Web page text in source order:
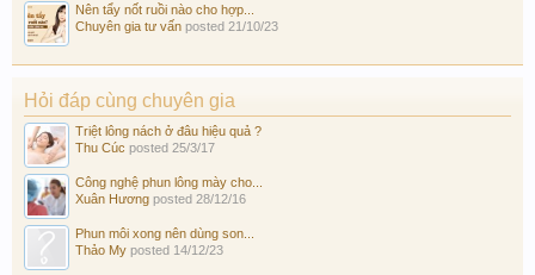
Nên tẩy nốt ruồi nào cho hợp...
Chuyên gia tư vấn posted 21/10/23
Hỏi đáp cùng chuyên gia
Triệt lông nách ở đâu hiệu quả ?
Thu Cúc posted 25/3/17
Công nghệ phun lông mày cho...
Xuân Hương posted 28/12/16
Phun môi xong nên dùng son...
Thảo My posted 14/12/23